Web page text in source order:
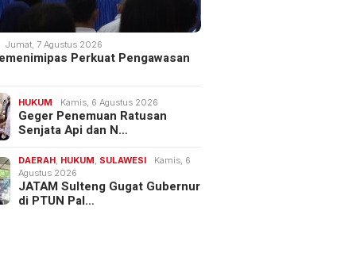
Jumat, 7 Agustus 2026
Perkuat Pengawasan
HUKUM Kamis, 6 Agustus 2026
Geger Penemuan Ratusan
Senjata Api dan N…
DAERAH, HUKUM, SULAWESI
Kamis, 6
Agustus 2026
JATAM Sulteng Gugat Gubernur
di PTUN Pal…